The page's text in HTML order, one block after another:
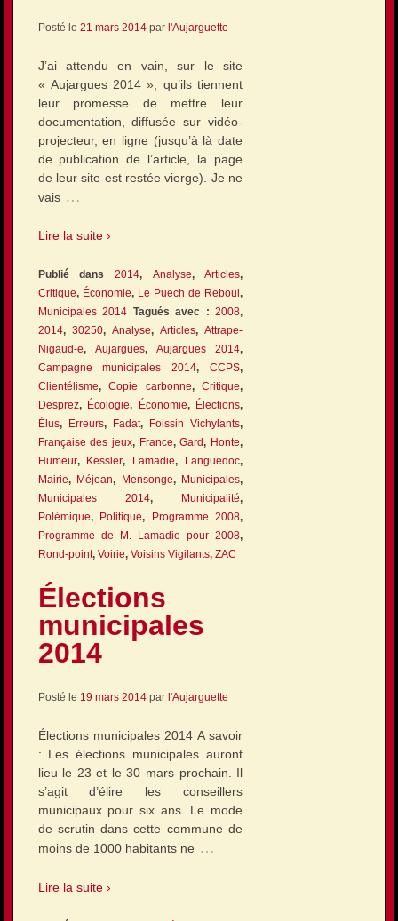
Posté le 21 mars 2014par l'Aujarguette
J’ai attendu en vain, sur le site
« Aujargues 2014 », qu’ils tiennent
leur promesse de mettre leur
documentation, diffusée sur vidéo-
projecteur, en ligne (jusqu’à là date
de publication de l’article, la page
de leur site est restée vierge). Je ne
vais …
Lire la suite ›
Publié dans 2014, Analyse,Articles,
Critique, Économie, Le Puech de Reboul,
Municipales 2014 Tagués avec :2008,
2014, 30250, Analyse,Articles,Attrape-
Nigaud-e, Aujargues, Aujargues 2014,
Campagne municipales 2014,CCPS,
Clientélisme,Copie carbonne,Critique,
Desprez, Écologie, Économie, Élections,
Élus, Erreurs, Fadat, Foissin Vichylants,
Française des jeux, France,Gard, Honte,
Humeur, Kessler, Lamadie, Languedoc,
Mairie, Méjean, Mensonge, Municipales,
Municipales 2014, Municipalité,
Polémique, Politique, Programme 2008,
Programme de M. Lamadie pour 2008,
Rond-point, Voirie, Voisins Vigilants, ZAC
Élections
municipales
2014
Posté le 19 mars 2014par l'Aujarguette
Élections municipales 2014 A savoir
: Les élections municipales auront
lieu le 23 et le 30 mars prochain. Il
s’agit d’élire les conseillers
municipaux pour six ans. Le mode
de scrutin dans cette commune de
moins de 1000 habitants ne …
Lire la suite ›